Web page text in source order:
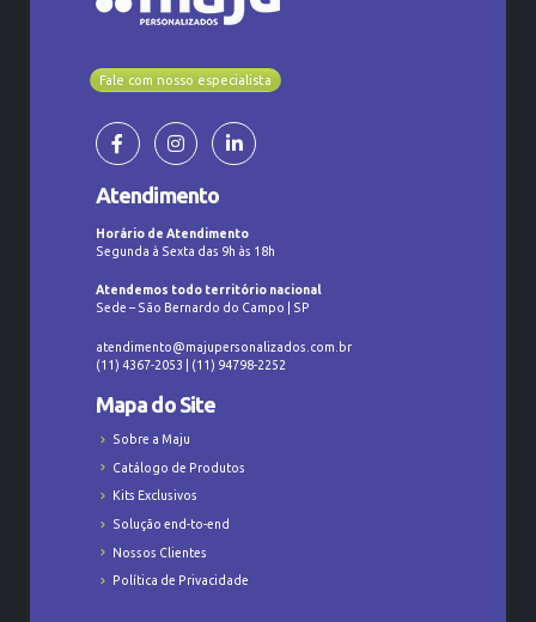
Fale com nosso especialista
Atendimento
Horário de Atendimento
Segunda à Sexta das 9h às 18h
Atendemos todo território nacional
Sede – São Bernardo do Campo | SP
atendimento@majupersonalizados.com.br
(11) 4367-2053 | (11) 94798-2252
Mapa do Site
Sobre a Maju
Catálogo de Produtos
Kits Exclusivos
Solução end-to-end
Nossos Clientes
Política de Privacidade